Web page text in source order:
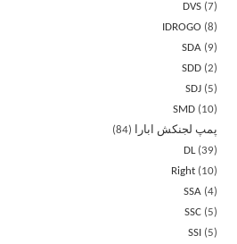
DVS 7
IDROGO
8
SDA
9
SDD 2
SDJ
5
SMD
10
پمپ لجنکش ابارا
84
DL 39
Right
10
SSA 4
SSC
5
SSI
5